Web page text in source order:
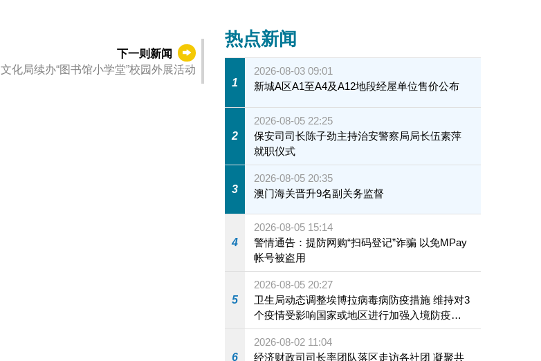
下一则新闻
文化局续办“图书馆小学堂”校园外展活动
热点新闻
1
2026-08-03 09:01
新城A区A1至A4及A12地段经屋单位售价公布
2
2026-08-05 22:25
保安司司长陈子劲主持治安警察局局长伍素萍
就职仪式
3
2026-08-05 20:35
澳门海关晋升9名副关务监督
4
2026-08-05 15:14
警情通告：提防网购“扫码登记”诈骗 以免MPay
帐号被盗用
5
2026-08-05 20:27
卫生局动态调整埃博拉病毒病防疫措施 维持对3
个疫情受影响国家或地区进行加强入境防疫措
施
6
2026-08-02 11:04
经济财政司司长率团队落区走访各社团 凝聚共